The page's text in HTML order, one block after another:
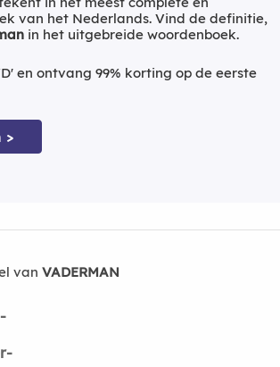
van het Nederlands. Vind de definitie,
in het uitgebreide woordenboek.
en ontvang 99% korting op de eerste
>
van VADERMAN